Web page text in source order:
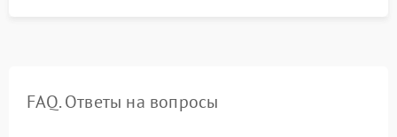
FAQ. Ответы на вопросы